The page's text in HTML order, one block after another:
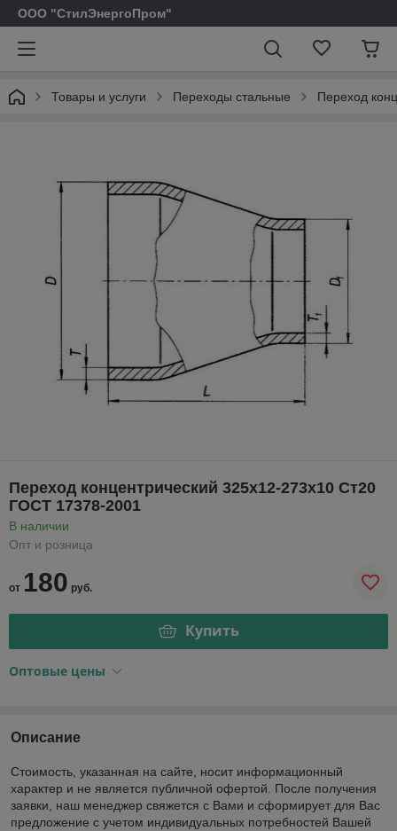
ООО "СтилЭнергоПром"
Товары и услуги Переходы стальные Переход
Переход концентрический 325x12-273х10 Ст20
ГОСТ 17378-2001
В наличии
Опт и розница
от 180 руб.
Купить
Оптовые цены
Описание
Стоимость, указанная на сайте, носит информационный
характер и не является публичной офертой. После получения
заявки, наш менеджер свяжется с Вами и сформирует для Вас
предложение с учетом индивидуальных потребностей Вашей